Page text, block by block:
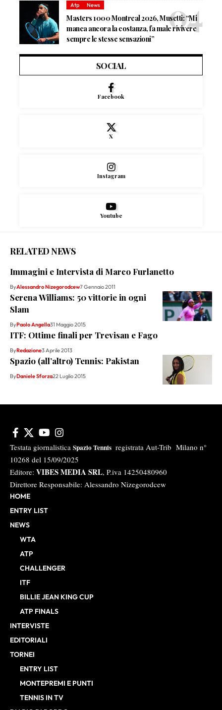
Atp News
Masters 1000 Montreal 2026, Musetti: “Mi
manca ancora la costanza, fa male rivivere
sempre le stesse sensazioni”
SOCIAL
Facebook
X
Instagram
Youtube
RELATED NEWS
Immagini e Intervista di Marco Furlanetto
ByAlessandro Nizegorodcew7 Gennaio 2011
Serena Williams: 50 vittorie in ogni
Slam
ByPaolo Angella31 Maggio 2015
ITF: Ottime finali per Trevisan e Fago
ByRedazione3 Aprile 2013
Spazio (all’altro) Tennis: Pakistan
ByDaniele Sforza22 Luglio 2015
Testata giornalistica Spazio Tennis registrata Aut-Trib Milano n°
10268 del 15/09/2025
Editore: VIBES MEDIA SRL, P.iva 14250480960
Direttore Responsabile: Alessandro Nizegorodcew
HOME
ENTRY LIST
NEWS
WTA
ATP
CHALLENGER
ITF
BILLIE JEAN KING CUP
ATP FINALS
INTERVISTE
EDITORIALI
TORNEI
ENTRY LIST
MONTEPREMI E PUNTI
TENNIS IN TV